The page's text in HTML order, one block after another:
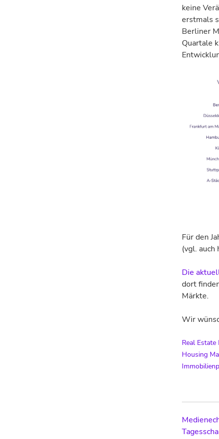
keine
erstmals
Berliner
Quartale
Für den
(vgl.
Die
dort
Märkte.
Wir
Real
Housing
Post